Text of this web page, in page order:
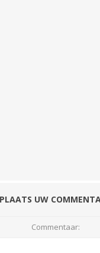
PLAATS UW
Commentaar: